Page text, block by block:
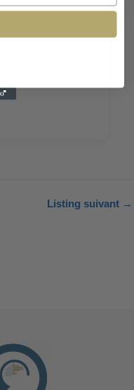
Listing suivant →